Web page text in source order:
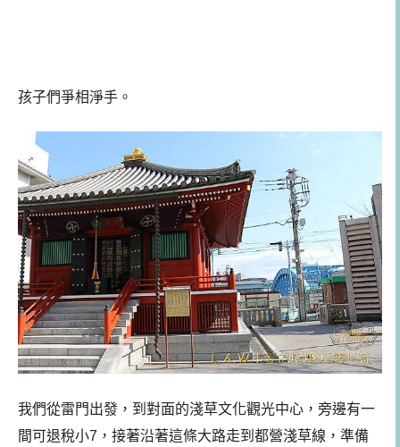
孩子們爭相淨手。
我們從雷門出發，到對面的淺草文化觀光中心，旁邊有一
間可退稅小7，接著沿著這條大路走到都營淺草線，準備